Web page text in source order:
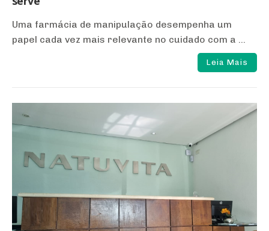
Uma farmácia de manipulação desempenha um
papel cada vez mais relevante no cuidado com a ...
Leia Mais